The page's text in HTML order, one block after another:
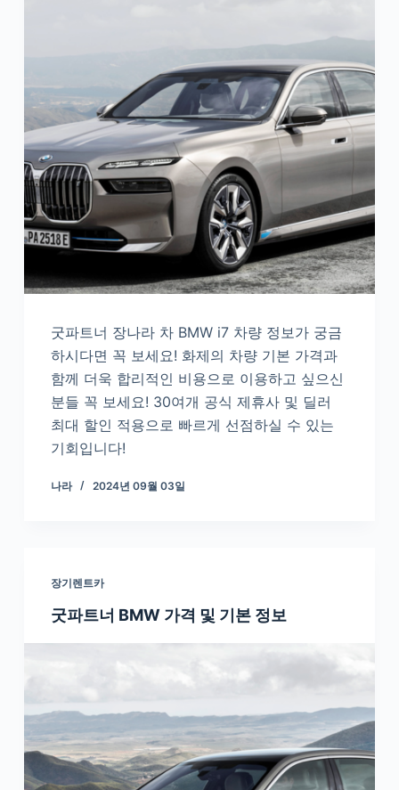
굿파트너 장나라 차 BMW i7 차량 정보가 궁금
하시다면 꼭 보세요! 화제의 차량 기본 가격과
함께 더욱 합리적인 비용으로 이용하고 싶으신
분들 꼭 보세요! 30여개 공식 제휴사 및 딜러
최대 할인 적용으로 빠르게 선점하실 수 있는
기회입니다!
나라 2024년 09월 03일
장기렌트카
굿파트너 BMW 가격 및 기본 정보